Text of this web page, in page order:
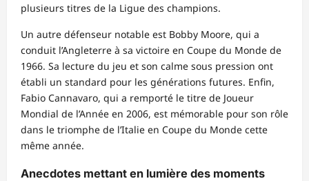
plusieurs titres de la Ligue des champions.
Un autre défenseur notable est Bobby Moore, qui a
conduit l’Angleterre à sa victoire en Coupe du Monde de
1966. Sa lecture du jeu et son calme sous pression ont
établi un standard pour les générations futures. Enfin,
Fabio Cannavaro, qui a remporté le titre de Joueur
Mondial de l’Année en 2006, est mémorable pour son rôle
dans le triomphe de l’Italie en Coupe du Monde cette
même année.
Anecdotes mettant en lumière des moments